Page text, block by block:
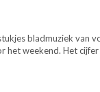
bladmuziek
weekend. Het